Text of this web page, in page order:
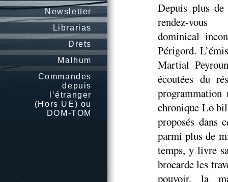
Newsletter
Librarias
Drets
Malhum
Commandes
depuis
l’étranger
(Hors UE) ou
DOM-TOM
Depuis plus
rendez-vous
dominical
Périgord.
Martial
écoutées du
chronique Lo
proposés dans
parmi plus de
temps, y livre
brocarde les
pouvoir, la